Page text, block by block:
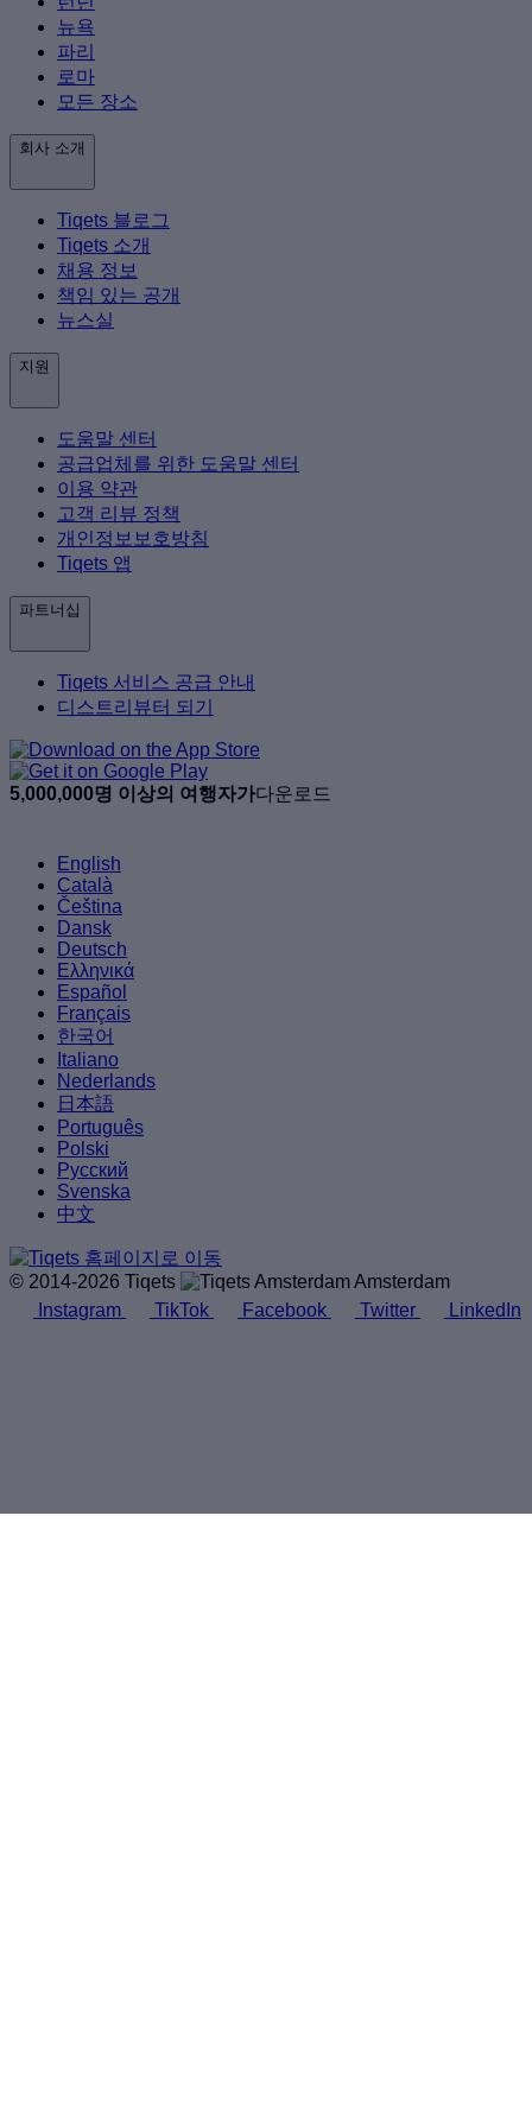
뉴욕
파리
로마
모든 장소
회사 소개
Tiqets 블로그
Tiqets 소개
채용 정보
책임 있는 공개
뉴스실
지원
도움말 센터
공급업체를 위한 도움말 센터
이용 약관
고객 리뷰 정책
개인정보보호방침
Tiqets 앱
파트너십
Tiqets 서비스 공급 안내
디스트리뷰터 되기
5,000,000명 이상의 여행자가다운로드
English
Català
Čeština
Dansk
Deutsch
Ελληνικά
Español
Français
한국어
Italiano
Nederlands
日本語
Português
Polski
Русский
Svenska
中文
© 2014-2026 Tiqets
Amsterdam
Instagram
TikTok Facebook Twitter LinkedIn